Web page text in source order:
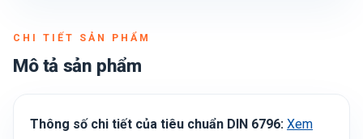
CHI TIẾT SẢN PHẨM
Mô tả sản phẩm
Thông số chi tiết của tiêu chuẩn DIN 6796: Xem